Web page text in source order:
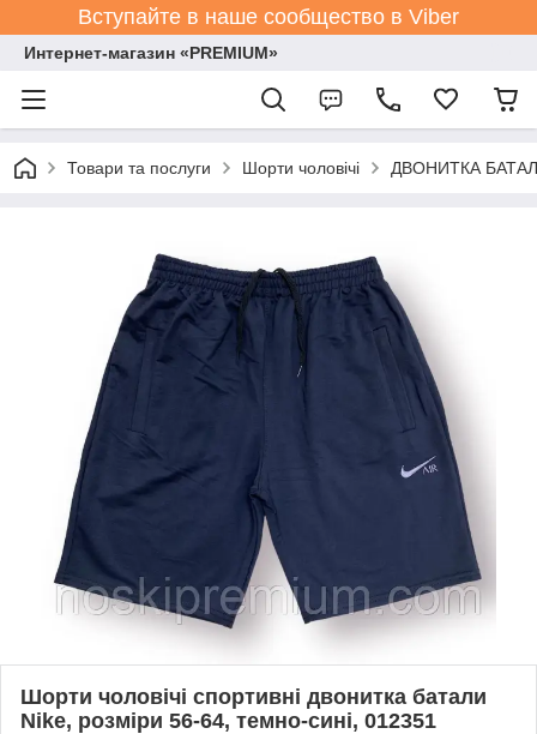
Вступайте в наше сообщество в Viber
Интернет-магазин «PREMIUM»
Товари та послуги Шорти чоловічі ДВОНИТКА БАТАЛИ
Шорти чоловічі спортивні двонитка батали
Nike, розміри 56-64, темно-сині, 012351